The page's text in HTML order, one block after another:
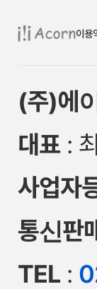
이용
(주)에
대표:
사업자
통신판
TEL: